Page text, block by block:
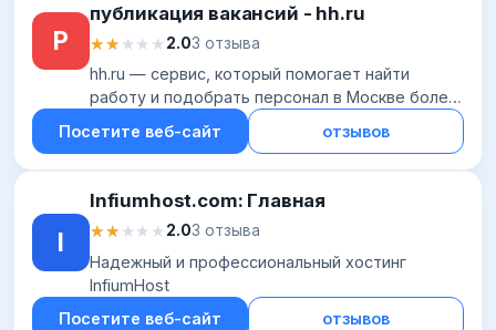
Р
публикация вакансий - hh.ru
★★★★★
★★★★★2.03 отзыва
hh.ru — сервис, который помогает найти
работу и подобрать персонал в Москве более
20 лет! Создавайте резюме и откликайтесь на
вакансии. Набирайте сотрудников и
Посетите веб-сайт отзывов
I
Infiumhost.com: Главная
★★★★★
★★★★★2.03 отзыва
Надежный и профессиональный хостинг
InfiumHost
Посетите веб-сайт
отзывов